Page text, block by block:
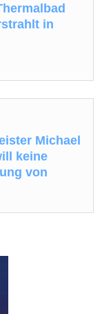
in
Michael
keine
von